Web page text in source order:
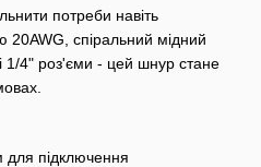
потреби навіть
20AWG, спіральний мідний
1/4" роз'єми - цей шнур стане
для підключення